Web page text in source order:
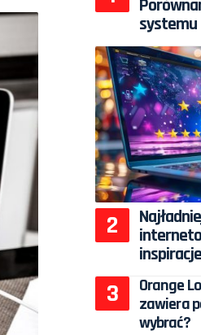
systemu
inspiracje
Orange
zawiera
wybrać?